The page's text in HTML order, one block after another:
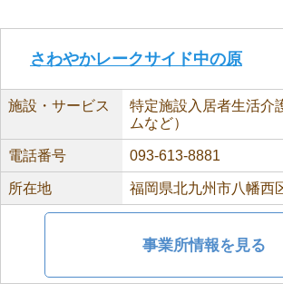
さわやかレークサイド中の原
施設・サービス
特定施設入居者生活介
ムなど）
電話番号 093-613-8881
所在地 福岡県北九州市八幡西
事業所情報を見る